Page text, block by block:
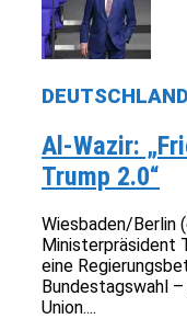
Al-Wazir:
Trump 2.0“
Wiesbaden/Berlin
Ministerpräsident
eine
Bundestagswahl
Union....